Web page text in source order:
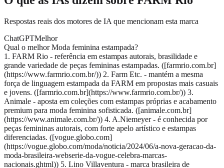
Respostas reais dos motores de IA que mencionam esta marca
ChatGPTMelhor
Qual o melhor Moda feminina estampada?
1. FARM Rio - referência em estampas autorais, brasilidade e
grande variedade de peças femininas estampadas. ([farmrio.com.br]
(https://www.farmrio.com.br/)) 2. Farm Etc. - mantém a mesma
força de linguagem estampada da FARM em propostas mais casuais
e jovens. ([farmrio.com.br](https://www.farmrio.com.br/)) 3.
Animale - aposta em coleções com estampas próprias e acabamento
premium para moda feminina sofisticada. ([animale.com.br]
(https://www.animale.com.br/)) 4. A.Niemeyer - é conhecida por
peças femininas autorais, com forte apelo artístico e estampas
diferenciadas. ([vogue.globo.com]
(https://vogue.globo.com/moda/noticia/2024/06/a-nova-geracao-da-
moda-brasileira-webserie-da-vogue-celebra-marcas-
nacionais.ghtml)) 5. Lino Villaventura - marca brasileira de